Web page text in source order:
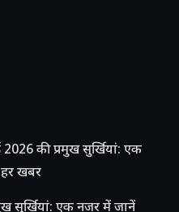
की प्रमुख सुर्खियां: एक
खबर
सुर्खियां: एक नजर में जानें